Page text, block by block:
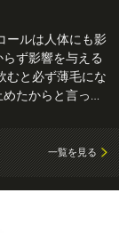
ールは人体にも影
ず影響を与える
たからと言って
一覧を見る